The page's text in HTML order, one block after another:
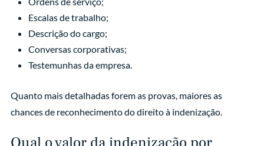
Escalas de trabalho;
Descrição do cargo;
Conversas corporativas;
Testemunhas da empresa.
Quanto mais detalhadas forem as provas, maiores as
chances de reconhecimento do direito à indenização.